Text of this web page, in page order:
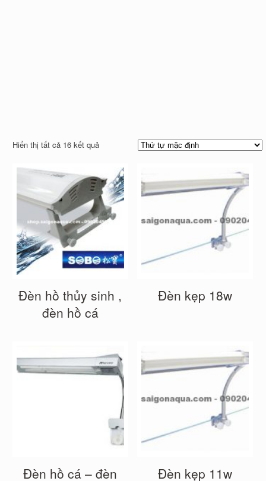
Hiển thị tất cả 16 kết quả
Đèn hồ thủy sinh ,
đèn hồ cá
Đèn kẹp 18w
Đèn hồ cá – đèn
Đèn kẹp 11w